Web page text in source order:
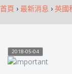
首頁 › 最新消息 › 英國
2018-05-04